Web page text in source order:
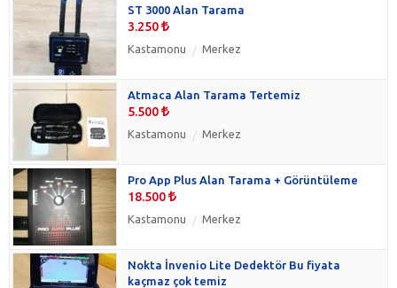
ST 3000 Alan Tarama
3.250
Kastamonu Merkez
Atmaca Alan Tarama Tertemiz
5.500
Kastamonu Merkez
Pro App Plus Alan Tarama + Görüntüleme
18.500
Kastamonu Merkez
Nokta İnvenio Lite Dedektör Bu fiyata
kaçmaz çok temiz